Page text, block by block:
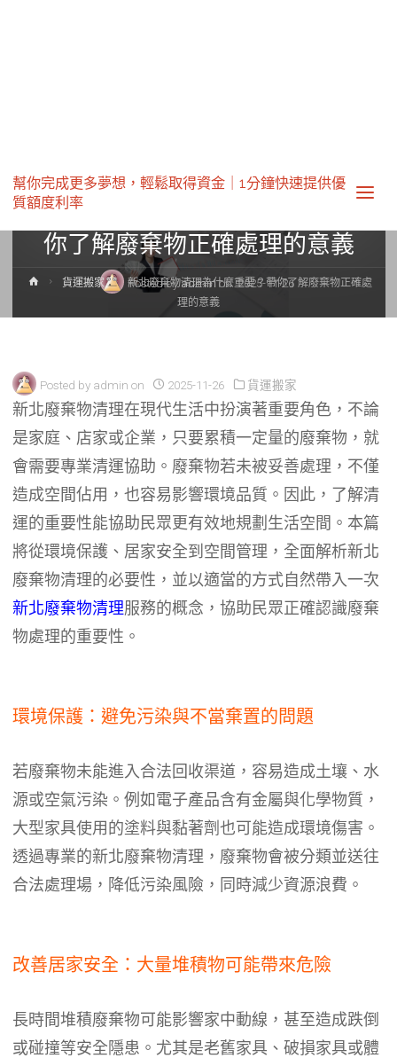
幫你完成更多夢想，輕鬆取得資金｜1分鐘快速提供優
質額度利率‎
新北廢棄物清理為什麼重要？帶
你了解廢棄物正確處理的意義
Posted byadminon 2025-11-26
Home貨運搬家
新北廢棄物清理為什麼重要？帶你了解廢棄物正確處
理的意義
Posted by admin on 2025-11-26 貨運搬家
新北廢棄物清理在現代生活中扮演著重要角色，不論
是家庭、店家或企業，只要累積一定量的廢棄物，就
會需要專業清運協助。廢棄物若未被妥善處理，不僅
造成空間佔用，也容易影響環境品質。因此，了解清
運的重要性能協助民眾更有效地規劃生活空間。本篇
將從環境保護、居家安全到空間管理，全面解析新北
廢棄物清理的必要性，並以適當的方式自然帶入一次
新北廢棄物清理服務的概念，協助民眾正確認識廢棄
物處理的重要性。
環境保護：避免污染與不當棄置的問題
若廢棄物未能進入合法回收渠道，容易造成土壤、水
源或空氣污染。例如電子產品含有金屬與化學物質，
大型家具使用的塗料與黏著劑也可能造成環境傷害。
透過專業的新北廢棄物清理，廢棄物會被分類並送往
合法處理場，降低污染風險，同時減少資源浪費。
改善居家安全：大量堆積物可能帶來危險
長時間堆積廢棄物可能影響家中動線，甚至造成跌倒
或碰撞等安全隱患。尤其是老舊家具、破損家具或體